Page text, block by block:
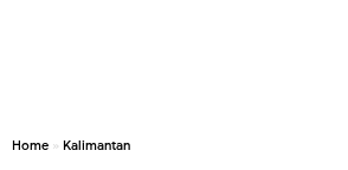
Home » Kalimantan